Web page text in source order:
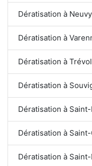
Dératisation à Neuvy
Dératisation à
Dératisation à Trévol
Dératisation à
Dératisation à
Dératisation à
Dératisation à